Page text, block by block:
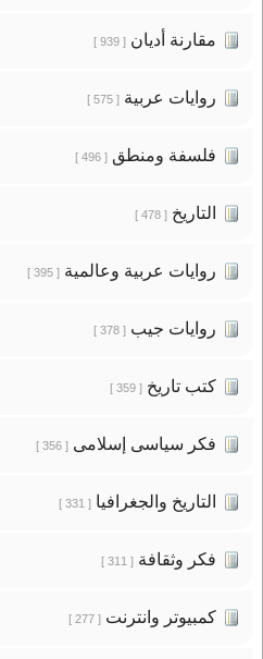
مقارنة أديان[ 939 ]
روايات عربية[ 575 ]
فلسفة ومنطق[ 496 ]
التاريخ[ 478 ]
روايات عربية وعالمية[ 395 ]
روايات جيب[ 378 ]
كتب تاريخ[ 359 ]
فكر سياسى إسلامى[ 356 ]
التاريخ والجغرافيا[ 331 ]
فكر وثقافة[ 311 ]
كمبيوتر وانترنت[ 277 ]